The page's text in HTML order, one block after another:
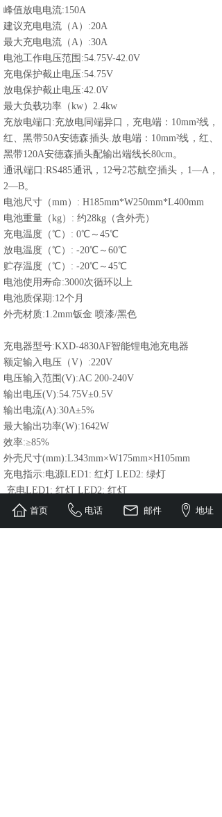
峰值放电电流:150A
建议充电电流（A）:20A
最大充电电流（A）:30A
电池工作电压范围:54.75V-42.0V
充电保护截止电压:54.75V
放电保护截止电压:42.0V
最大负载功率（kw）2.4kw
充放电端口:充放电同端异口，充电端：10mm²线，
红、黑带50A安德森插头.放电端：10mm²线，红、
黑带120A安德森插头配输出端线长80cm。
通讯端口:RS485通讯，12号2芯航空插头，1—A，
2—B。
电池尺寸（mm）: H185mm*W250mm*L400mm
电池重量（kg）: 约28kg（含外壳）
充电温度（℃）: 0℃～45℃
放电温度（℃）: -20℃～60℃
贮存温度（℃）: -20℃～45℃
电池使用寿命:3000次循环以上
电池质保期:12个月
外壳材质:1.2mm钣金 喷漆/黑色
充电器型号:KXD-4830AF智能锂电池充电器
额定输入电压（V）:220V
电压输入范围(V):AC 200-240V
输出电压(V):54.75V±0.5V
输出电流(A):30A±5%
最大输出功率(W):1642W
效率:≥85%
外壳尺寸(mm):L343mm×W175mm×H105mm
充电指示:电源LED1: 红灯 LED2: 绿灯
充电LED1: 红灯 LED2: 红灯
充满LED1: 红灯 LED2: 绿灯
首页 电话 邮件 地址